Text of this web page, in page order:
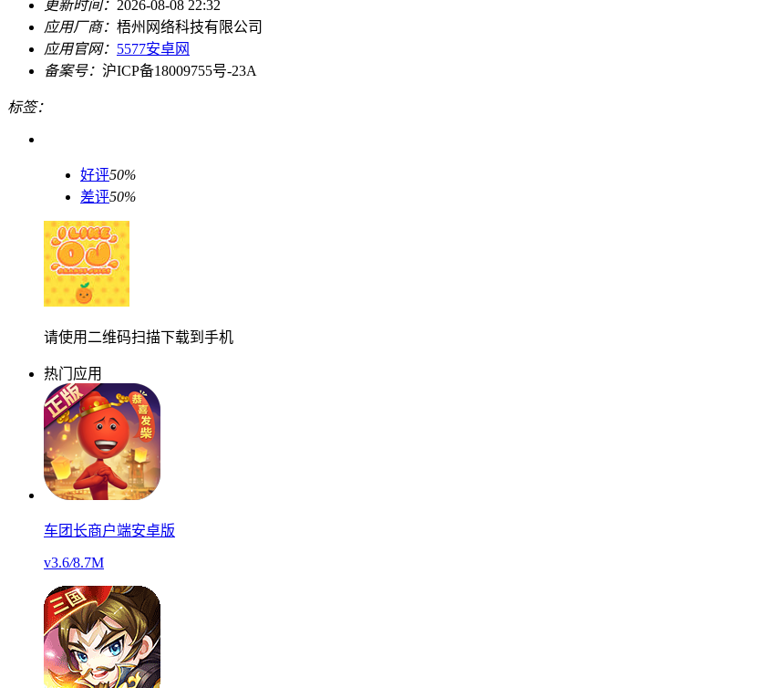
更新时间： 2026-08-08 22:32
应用厂商： 梧州网络科技有限公司
应用官网： 5577安卓网
备案号： 沪ICP备18009755号-23A
标签：
好评50%
差评50%
请使用二维码扫描下载到手机
热门应用
车团长商户端安卓版
v3.6/8.7M